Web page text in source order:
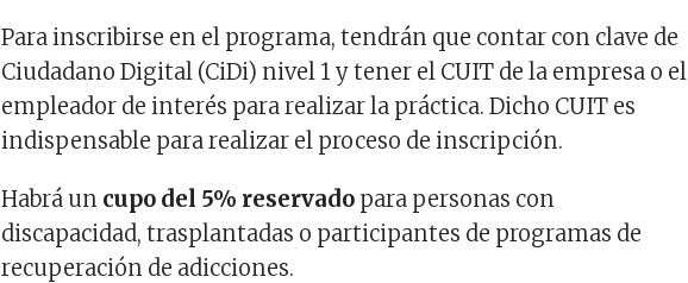
Para inscribirse en el programa, tendrán que contar con clave de
Ciudadano Digital (CiDi) nivel 1 y tener el CUIT de la empresa o el
empleador de interés para realizar la práctica. Dicho CUIT es
indispensable para realizar el proceso de inscripción.
Habrá un cupo del 5% reservado para personas con
discapacidad, trasplantadas o participantes de programas de
recuperación de adicciones.